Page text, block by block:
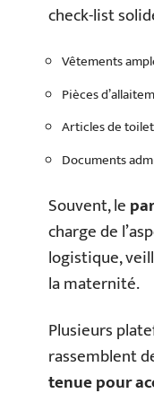
check-list
Vêtements
Pièces
Articles de
Documents
Souvent, le
charge de
logistique,
la maternité.
Plusieurs
rassemblent
tenue pour